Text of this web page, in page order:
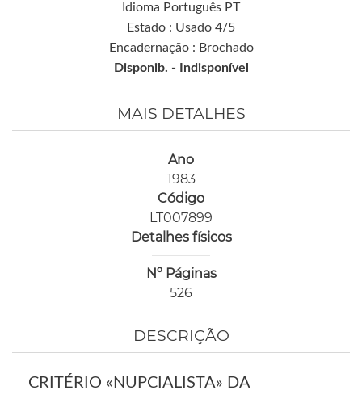
Idioma Português PT
Estado : Usado 4/5
Encadernação : Brochado
Disponib. -
Indisponível
MAIS DETALHES
Ano
1983
Código
LT007899
Detalhes físicos
Nº Páginas
526
DESCRIÇÃO
CRITÉRIO «NUPCIALISTA» DA